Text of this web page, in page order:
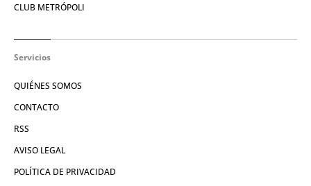
CLUB METRÓPOLI
Servicios
QUIÉNES SOMOS
CONTACTO
RSS
AVISO LEGAL
POLÍTICA DE PRIVACIDAD